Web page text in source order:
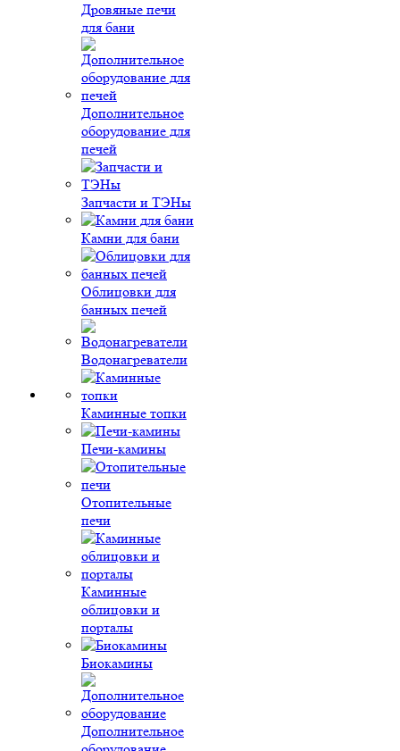
Дровяные печи
для бани
Дополнительное
оборудование для
печей
Запчасти и ТЭНы
Камни для бани
Облицовки для
банных печей
Водонагреватели
Каминные топки
Печи-камины
Отопительные
печи
Каминные
облицовки и
порталы
Биокамины
Дополнительное